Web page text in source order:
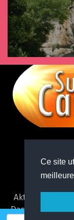
Ce site
Aktivitäten in
Das